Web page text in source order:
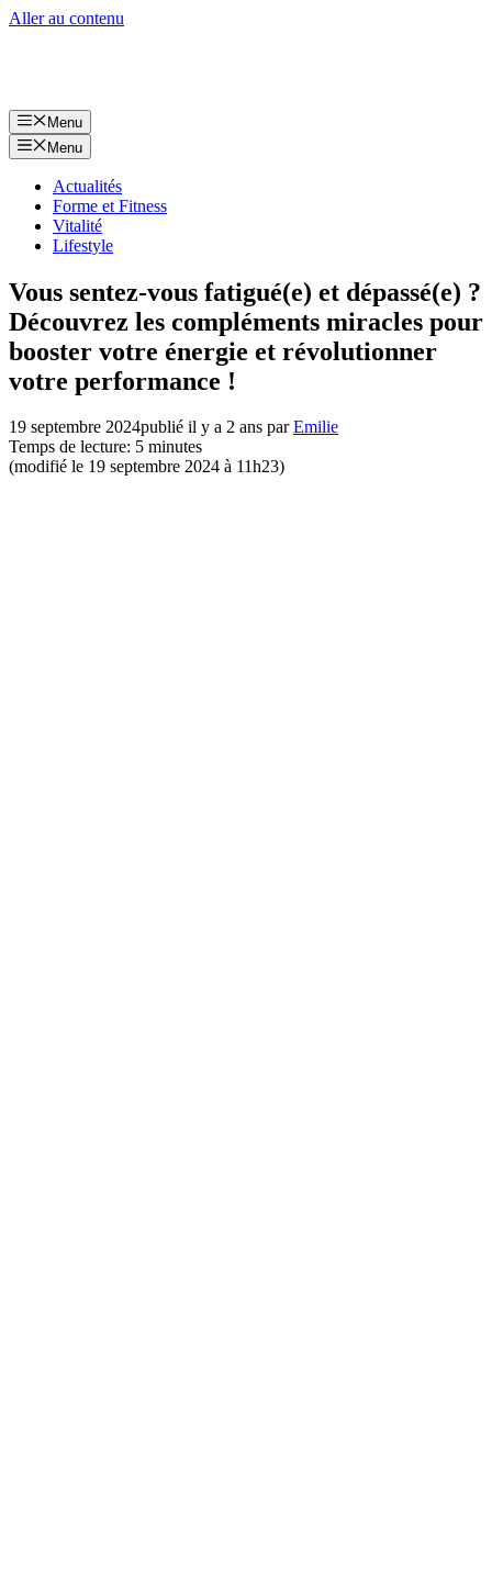
Aller au contenu
Menu
Menu
Actualités
Forme et Fitness
Vitalité
Lifestyle
Vous sentez-vous fatigué(e) et dépassé(e) ?
Découvrez les compléments miracles pour
booster votre énergie et révolutionner
votre performance !
19 septembre 2024publié il y a 2 ans parEmilie
Temps de lecture: 5 minutes
(modifié le 19 septembre 2024 à 11h23)